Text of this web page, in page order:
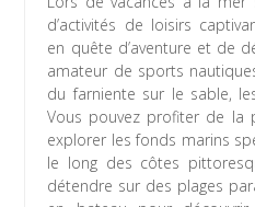
d’activités de loisirs
en quête d’aventure et de
amateur de sports
du farniente sur le sable,
Vous pouvez profiter de la
explorer les fonds marins
le long des côtes
détendre sur des plages